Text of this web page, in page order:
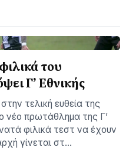
του
Γ’ Εθνικής
τελική ευθεία της
νέο πρωτάθλημα της Γ’
φιλικά τεστ να έχουν
γίνεται στ…